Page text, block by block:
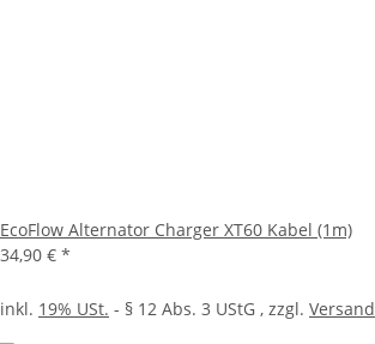
EcoFlow Alternator Charger XT60 Kabel (1m)
34,90 € *
inkl. 19% USt. - § 12 Abs. 3 UStG , zzgl. Versand